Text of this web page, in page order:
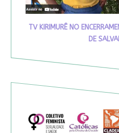
TV KIRIMURÊ NO
DE